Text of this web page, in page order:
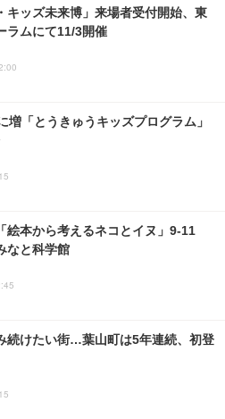
キッズ未来博」来場者受付開始、東
ラムにて11/3開催
増「とうきゅうキッズプログラム」
絵本から考えるネコとイヌ」9-11
なと科学館
続けたい街…葉山町は5年連続、初登